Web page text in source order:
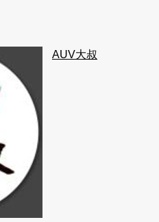
AUV大叔